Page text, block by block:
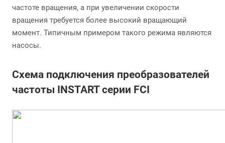
частоте вращения, а при увеличении скорости
вращения требуется более высокий вращающий
момент. Типичным примером такого режима являются
насосы.
Схема подключения преобразователей
частоты INSTART серии FCI